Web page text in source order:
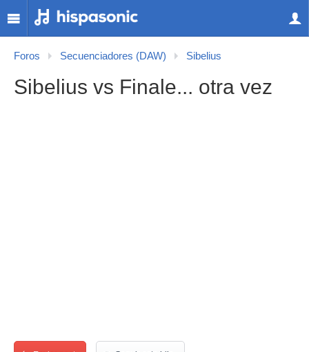
Foros Secuenciadores (DAW) Sibelius
Sibelius vs Finale... otra vez